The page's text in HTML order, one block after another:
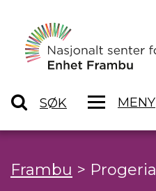
SØK MENY
Frambu > Progeria